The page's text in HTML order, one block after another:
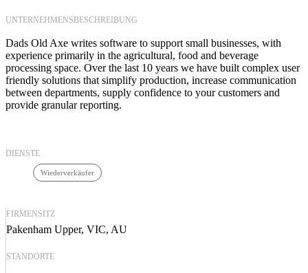
UNTERNEHMENSBESCHREIBUNG
Dads Old Axe writes software to support small businesses, with
experience primarily in the agricultural, food and beverage
processing space. Over the last 10 years we have built complex user
friendly solutions that simplify production, increase communication
between departments, supply confidence to your customers and
provide granular reporting.
DIENSTE
Wiederverkäufer
FIRMENSITZ
Pakenham Upper, VIC, AU
STANDORTE